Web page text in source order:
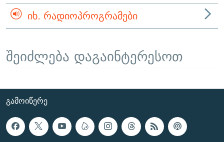
ᲘᲮ. ᲠᲐᲓᲘᲝᲞᲠᲝᲒᲠᲐᲛᲔᲑᲘ
შეიძლება დაგაინტერესოთ
ᲒᲐᲛᲝᲘᲬᲔᲠᲔ